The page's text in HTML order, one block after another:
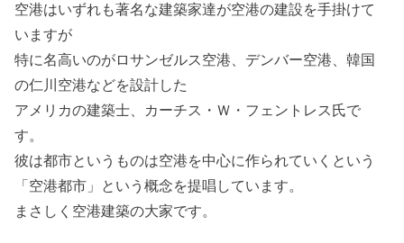
空港はいずれも著名な建築家達が空港の建設を手掛けて
いますが
特に名高いのがロサンゼルス空港、デンバー空港、韓国
の仁川空港などを設計した
アメリカの建築士、カーチス・Ｗ・フェントレス氏で
す。
彼は都市というものは空港を中心に作られていくという
「空港都市」という概念を提唱しています。
まさしく空港建築の大家です。